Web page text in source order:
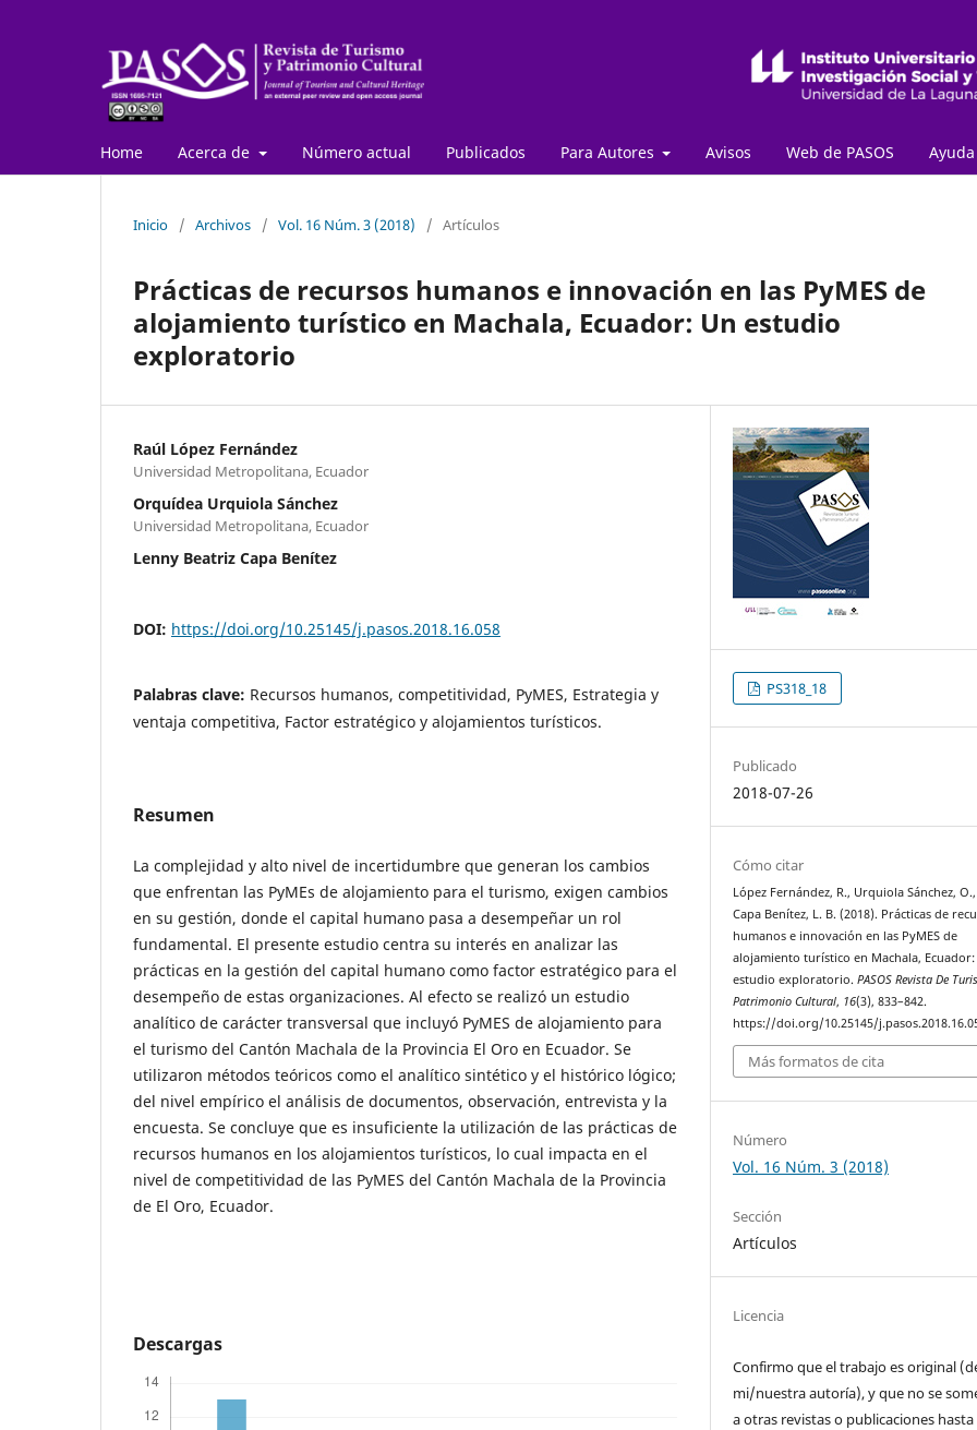
Home Acerca de Número actual Publicados Para Autores Avisos Web de PASOS Ayuda
Inicio / Archivos / Vol. 16 Núm. 3 (2018) / Artículos
Prácticas de recursos humanos e innovación en las PyMES de
alojamiento turístico en Machala, Ecuador: Un estudio
exploratorio
Raúl López Fernández
Universidad Metropolitana, Ecuador
Orquídea Urquiola Sánchez
Universidad Metropolitana, Ecuador
Lenny Beatriz Capa Benítez
DOI: https://doi.org/10.25145/j.pasos.2018.16.058
Palabras clave: Recursos humanos, competitividad, PyMES, Estrategia y
ventaja competitiva, Factor estratégico y alojamientos turísticos.
Resumen
La complejidad y alto nivel de incertidumbre que generan los cambios
que enfrentan las PyMEs de alojamiento para el turismo, exigen cambios
en su gestión, donde el capital humano pasa a desempeñar un rol
fundamental. El presente estudio centra su interés en analizar las
prácticas en la gestión del capital humano como factor estratégico para el
desempeño de estas organizaciones. Al efecto se realizó un estudio
analítico de carácter transversal que incluyó PyMES de alojamiento para
el turismo del Cantón Machala de la Provincia El Oro en Ecuador. Se
utilizaron métodos teóricos como el analítico sintético y el histórico lógico;
del nivel empírico el análisis de documentos, observación, entrevista y la
encuesta. Se concluye que es insuficiente la utilización de las prácticas de
recursos humanos en los alojamientos turísticos, lo cual impacta en el
nivel de competitividad de las PyMES del Cantón Machala de la Provincia
de El Oro, Ecuador.
Descargas
PS318_18
Publicado
2018-07-26
Cómo citar
López Fernández, R., Urquiola Sánchez,
Capa Benítez, L. B. (2018). Prácticas de
humanos e innovación en las PyMES de
alojamiento turístico en Machala, Ecuador:
estudio exploratorio.PASOS Revista De
Patrimonio Cultural, 16(3), 833–842.
https://doi.org/10.25145/
Más formatos de cita
Número
Vol. 16 Núm. 3 (2018)
Sección
Artículos
Licencia
Confirmo que el trabajo es original
mi/nuestra autoría), y que no se
a otras revistas o publicaciones hasta